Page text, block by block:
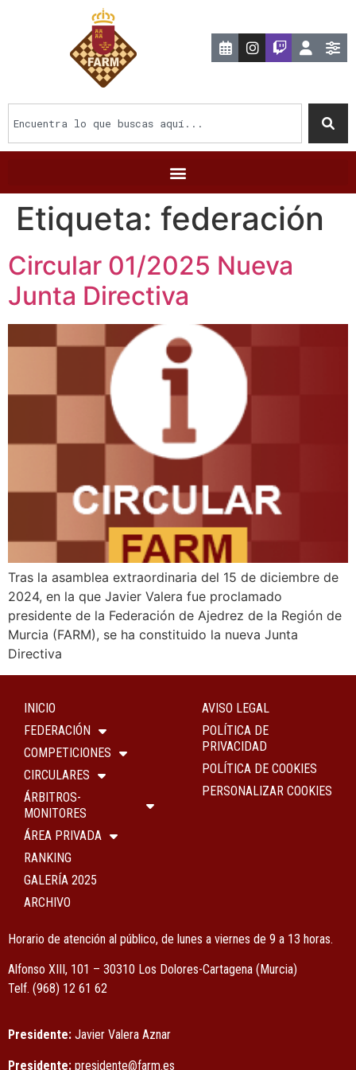
Etiqueta: federación
Circular 01/2025 Nueva
Junta Directiva
Tras la asamblea extraordinaria del 15 de diciembre de
2024, en la que Javier Valera fue proclamado
presidente de la Federación de Ajedrez de la Región de
Murcia (FARM), se ha constituido la nueva Junta
Directiva
INICIO
FEDERACIÓN
COMPETICIONES
CIRCULARES
ÁRBITROS-
MONITORES
ÁREA PRIVADA
RANKING
GALERÍA 2025
ARCHIVO
AVISO LEGAL
POLÍTICA DE
PRIVACIDAD
POLÍTICA DE COOKIES
PERSONALIZAR COOKIES
Horario de atención al público, de lunes a viernes de 9 a 13 horas.
Alfonso XIII, 101 – 30310 Los Dolores-Cartagena (Murcia)
Telf. (968) 12 61 62
Presidente: Javier Valera Aznar
Presidente: presidente@farm.es